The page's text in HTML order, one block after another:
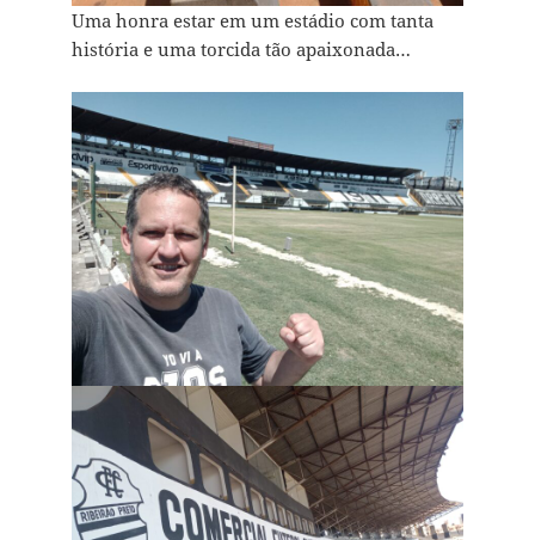
Uma honra estar em um estádio com tanta
história e uma torcida tão apaixonada…